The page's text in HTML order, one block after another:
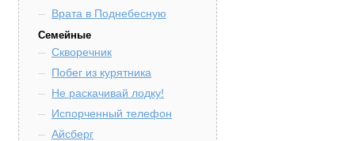
Врата в Поднебесную
Семейные
Скворечник
Побег из курятника
Не раскачивай лодку!
Испорченный телефон
Айсберг